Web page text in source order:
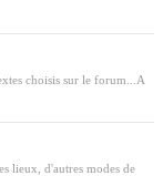
choisis sur le forum...A
lieux, d'autres modes de